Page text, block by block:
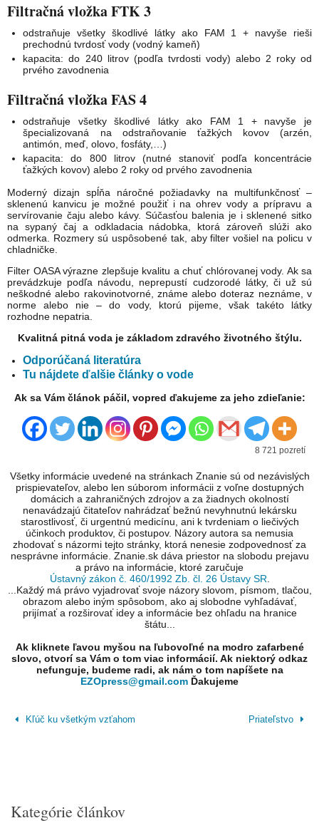
Filtračná vložka FTK 3
odstraňuje všetky škodlivé látky ako FAM 1 + navyše rieši
prechodnú tvrdosť vody (vodný kameň)
kapacita: do 240 litrov (podľa tvrdosti vody) alebo 2 roky od
prvého zavodnenia
Filtračná vložka FAS 4
odstraňuje všetky škodlivé látky ako FAM 1 + navyše je
špecializovaná na odstraňovanie ťažkých kovov (arzén,
antimón, meď, olovo, fosfáty,…)
kapacita: do 800 litrov (nutné stanoviť podľa koncentrácie
ťažkých kovov) alebo 2 roky od prvého zavodnenia
Moderný dizajn spĺňa náročné požiadavky na multifunkčnosť –
sklenenú kanvicu je možné použiť i na ohrev vody a prípravu a
servírovanie čaju alebo kávy. Súčasťou balenia je i sklenené sitko
na sypaný čaj a odkladacia nádobka, ktorá zároveň slúži ako
odmerka. Rozmery sú uspôsobené tak, aby filter vošiel na policu v
chladničke.
Filter OASA výrazne zlepšuje kvalitu a chuť chlórovanej vody. Ak sa
prevádzkuje podľa návodu, neprepustí cudzorodé látky, či už sú
neškodné alebo rakovinotvorné, známe alebo doteraz neznáme, v
norme alebo nie – do vody, ktorú pijeme, však takéto látky
rozhodne nepatria.
Kvalitná pitná voda je základom zdravého životného štýlu.
Odporúčaná literatúra
Tu nájdete ďalšie články o vode
Ak sa Vám článok páčil, vopred ďakujeme za jeho zdieľanie:
8 721 pozretí
Všetky informácie uvedené na stránkach Znanie sú od nezávislých
prispievateľov, alebo len súborom informácii z voľne dostupných
domácich a zahraničných zdrojov a za žiadnych okolností
nenavádzajú čitateľov nahrádzať bežnú nevyhnutnú lekársku
starostlivosť, či urgentnú medicínu, ani k tvrdeniam o liečivých
účinkoch produktov, či postupov. Názory autora sa nemusia
zhodovať s názormi tejto stránky, ktorá nenesie zodpovednosť za
nesprávne informácie. Znanie.sk dáva priestor na slobodu prejavu
a právo na informácie, ktoré zaručuje
Ústavný zákon č. 460/1992 Zb. čl. 26 Ústavy SR
...Každý má právo vyjadrovať svoje názory slovom, písmom, tlačou,
obrazom alebo iným spôsobom, ako aj slobodne vyhľadávať,
prijímať a rozširovať idey a informácie bez ohľadu na hranice
štátu...
Ak kliknete ľavou myšou na ľubovoľné na modro zafarbené
slovo, otvorí sa Vám o tom viac informácií. Ak niektorý odkaz
nefunguje, budeme radi, ak nám o tom napíšete na
EZOpress@gmail.com Ďakujeme
Kľúč ku všetkým vzťahom Priateľstvo
Kategórie článkov